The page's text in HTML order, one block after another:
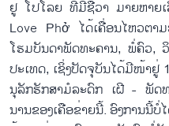
ຢູ່​ ໂປ​ໂລຍ ທີ່ມ​ີ​ຊື່​ວ່າ ມາຍ​ຫາຍ​
Love Phở ໄດ​້​ເຄື່ອນ​ໄຫວ​ຕາ
ໂຮມ​ບັນ​ດາ​ພັດ​ທະ​ຄານ, ພໍ່​ຄົວ,
ປະ​ເທດ, ເຊິ່ງ​ປັດ​ຈຸ​ບັນ​ໄດ້​ມີ​ໜ້າ​ຢູ່
ນຸ​ລັກ​ຮັກ​ສາ​ມໍ​ລະ​ດົກ​ ເຝີ - ພັດ​
ນານ​ຂອງ​ເຄືອຂ່າຍ​ນີ້. ອົງ​ກາ​ນ​ນີ້​